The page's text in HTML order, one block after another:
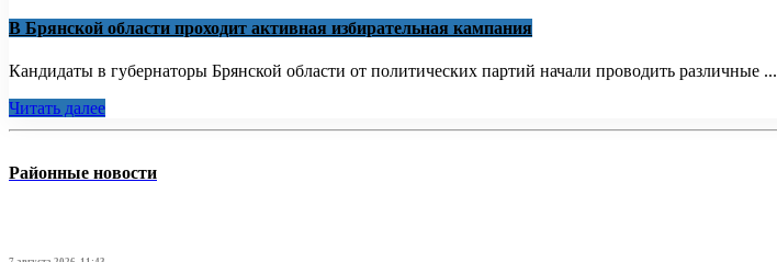
В Брянской области проходит активная избирательная кампания
Кандидаты в губернаторы Брянской области от политических партий начали проводить различные ...
Читать далее
Районные новости